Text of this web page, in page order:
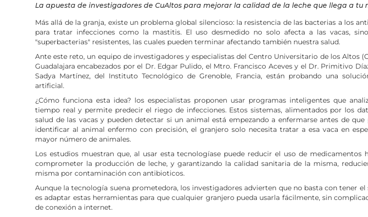
La apuesta de investigadores de CuAltos para mejorar la calidad de la leche que llega a tu
Más allá de la granja, existe un problema global silencioso: la resistencia de las bacterias a los
para tratar infecciones como la mastitis. El uso desmedido no solo afecta a las vacas,
"superbacterias" resistentes, las cuales pueden terminar afectando también nuestra salud.
Ante este reto, un equipo de investigadores y especialistas del Centro Universitario de los Altos
Guadalajara encabezados por el Dr. Edgar Pulido, el Mtro. Francisco Aceves y el Dr. Primitivo
Sadya Martínez, del Instituto Tecnológico de Grenoble, Francia, están probando una
artificial.
¿Cómo funciona esta idea? los especialistas proponen usar programas inteligentes que
tiempo real y permite predecir el riego de infecciones. Estos sistemas, alimentados por los
salud de las vacas y pueden detectar si un animal está empezando a enfermarse antes de
identificar al animal enfermo con precisión, el granjero solo necesita tratar a esa vaca en
mayor número de animales.
Los estudios muestran que, al usar esta tecnologíase puede reducir el uso de medicamentos
comprometer la producción de leche, y garantizando la calidad sanitaria de la misma,
misma por contaminación con antibioticos.
Aunque la tecnología suena prometedora, los investigadores advierten que no basta con tener el
es adaptar estas herramientas para que cualquier granjero pueda usarla fácilmente, sin
de conexión a internet.